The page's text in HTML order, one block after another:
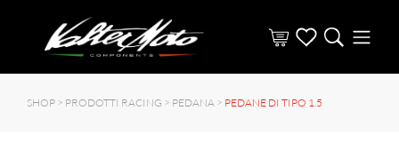
SHOP > PRODOTTI RACING > PEDANA > PEDANE DI TIPO 1.5